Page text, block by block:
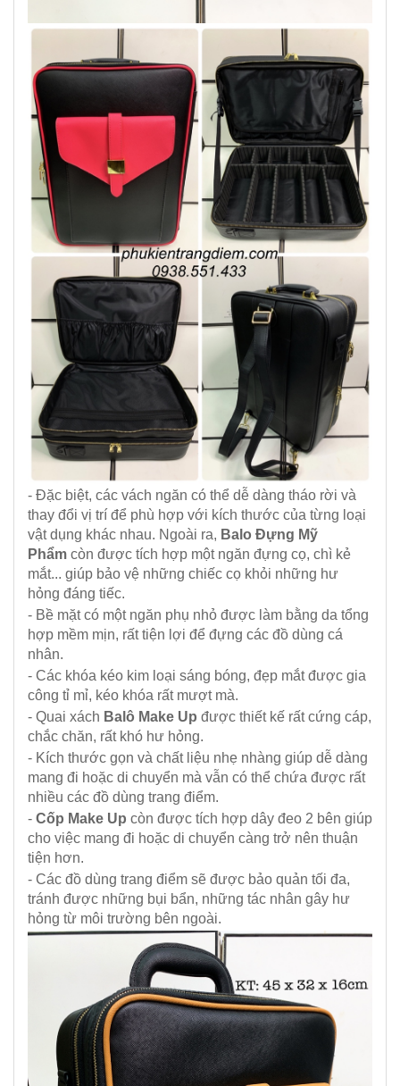
- Đặc biệt, các vách ngăn có thể dễ dàng tháo rời và
thay đổi vị trí để phù hợp với kích thước của từng loại
vật dụng khác nhau. Ngoài ra, Balo Đựng Mỹ
Phẩm còn được tích hợp một ngăn đựng cọ, chì kẻ
mắt... giúp bảo vệ những chiếc cọ khỏi những hư
hỏng đáng tiếc.
- Bề mặt có một ngăn phụ nhỏ được làm bằng da tổng
hợp mềm mịn, rất tiện lợi để đựng các đồ dùng cá
nhân.
- Các khóa kéo kim loại sáng bóng, đẹp mắt được gia
công tỉ mỉ, kéo khóa rất mượt mà.
- Quai xách Balô Make Up được thiết kế rất cứng cáp,
chắc chăn, rất khó hư hỏng.
- Kích thước gọn và chất liệu nhẹ nhàng giúp dễ dàng
mang đi hoặc di chuyển mà vẫn có thể chứa được rất
nhiều các đồ dùng trang điểm.
- Cốp Make Up còn được tích hợp dây đeo 2 bên giúp
cho việc mang đi hoặc di chuyển càng trở nên thuận
tiện hơn.
- Các đồ dùng trang điểm sẽ được bảo quản tối đa,
tránh được những bụi bẩn, những tác nhân gây hư
hỏng từ môi trường bên ngoài.